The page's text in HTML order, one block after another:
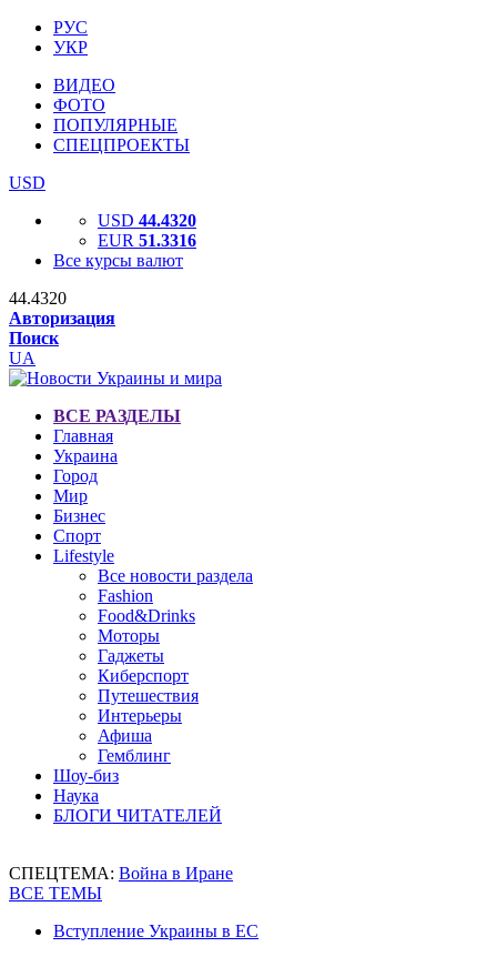
РУС
УКР
ВИДЕО
ФОТО
ПОПУЛЯРНЫЕ
СПЕЦПРОЕКТЫ
USD
USD 44.4320
EUR 51.3316
Все курсы валют
44.4320
Авторизация
Поиск
UA
ВСЕ РАЗДЕЛЫ
Главная
Украина
Город
Мир
Бизнес
Спорт
Lifestyle
Все новости раздела
Fashion
Food&Drinks
Моторы
Гаджеты
Киберспорт
Путешествия
Интерьеры
Афиша
Гемблинг
Шоу-биз
Наука
БЛОГИ ЧИТАТЕЛЕЙ
СПЕЦТЕМА: Война в Иране
ВСЕ ТЕМЫ
Вступление Украины в ЕС